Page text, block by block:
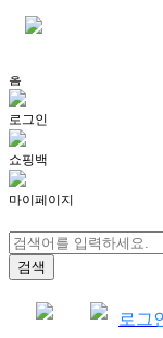
홈
로그인
쇼핑백
마이페이지
로그